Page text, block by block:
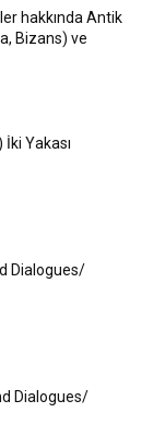
hakkında Antik
Bizans) ve
İki Yakası
Dialogues/
Dialogues/